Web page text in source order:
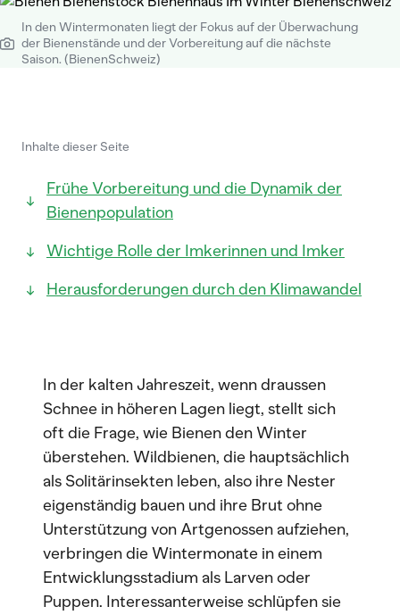
In den Wintermonaten liegt der Fokus auf der Überwachung
der Bienenstände und der Vorbereitung auf die nächste
Saison. (BienenSchweiz)
Inhalte dieser Seite
Frühe Vorbereitung und die Dynamik der
Bienenpopulation
Wichtige Rolle der Imkerinnen und Imker
Herausforderungen durch den Klimawandel
In der kalten Jahreszeit, wenn draussen
Schnee in höheren Lagen liegt, stellt sich
oft die Frage, wie Bienen den Winter
überstehen. Wildbienen, die hauptsächlich
als Solitärinsekten leben, also ihre Nester
eigenständig bauen und ihre Brut ohne
Unterstützung von Artgenossen aufziehen,
verbringen die Wintermonate in einem
Entwicklungsstadium als Larven oder
Puppen. Interessanterweise schlüpfen sie